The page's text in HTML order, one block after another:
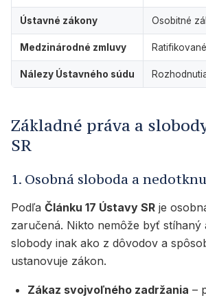
Ústavné zákony Osobitné
Medzinárodné zmluvy
Nálezy Ústavného súdu
Základné práva a
SR
1. Osobná sloboda a
Podľa Článku 17 Ústavy SR je
zaručená. Nikto nemôže byť stíhaný
slobody inak ako z dôvodov a
ustanovuje zákon.
Zákaz svojvoľného zadržania –